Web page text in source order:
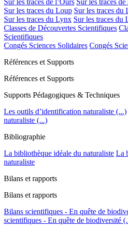
Sur les traces de l’Ours Sur les traces de
Sur les traces du Loup Sur les traces du
Sur les traces du Lynx Sur les traces du
Classes de Découvertes Scientifiques
Scientifiques
Congés Sciences Solidaires Congés
Références et Supports
Références et Supports
Supports Pédagogiques & Techniques
Les outils d’identification naturaliste (...)
naturaliste (...)
Bibliographie
La bibliothèque idéale du naturaliste La
naturaliste
Bilans et rapports
Bilans et rapports
Bilans scientifiques - En quête de
scientifiques - En quête de biodiversité